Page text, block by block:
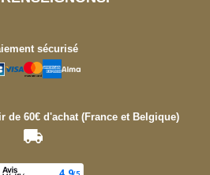
sécurisé
de 60€ d'achat (France et Belgique)